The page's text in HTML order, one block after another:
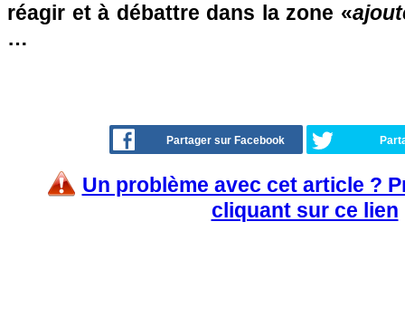
réagir et à débattre dans la zone «
…
Partager sur Facebook
Un problème avec cet article ?
cliquant sur ce lien